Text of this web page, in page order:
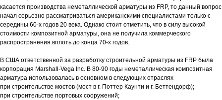
касается производства неметаллической арматуры из FRP, то данный вопрос
начал серьезно рассматриваться американскими специалистами только с
середины 60-х годов 20 века. Однако стоит отметить, что в силу высокой
стоимости композитной арматуры, она не получила коммерческого
распространения вплоть до конца 70-х годов.
В США ответственной за разработку строительной арматуры из FRP была
корпорация Marshall-Vega Inc. В 80-90 годы неметаллическая композитная
арматура использовалась в основном в следующих отраслях
при строительстве мостов (мост в г. Поттер Каунти и г. Беттендорф);
при строительстве портовых сооружений;